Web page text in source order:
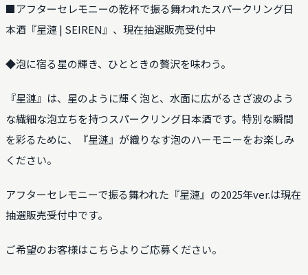
■アフターセレモニーの乾杯で振る舞われたスパークリング日
本酒『星漣 | SEIREN』、現在抽選販売受付中
◆泡に宿る星の輝き、ひとときの贅沢を味わう。
『星漣』は、星のように輝く泡と、水面に広がるさざ波のよう
な繊細な泡立ちを持つスパークリング日本酒です。特別な瞬間
を彩るために、『星漣』が織りなす泡のハーモニーをお楽しみ
ください。
アフターセレモニーで振る舞われた『星漣』の2025年ver.は現在
抽選販売受付中です。
ご希望のお客様はこちらよりご応募ください。